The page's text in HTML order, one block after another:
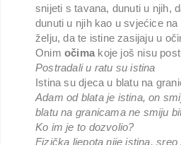
snijeti s tavana, dunuti u njih,
dunuti u njih kao u svjećice
želju, da te istine zasijaju u
Onimočima koje još nisu
Postradali u ratu su istina
Istina su djeca u blatu na
Adam od blata je istina, on
blatu na granicama ne smiju
Ko im je to dozvolio?
Fizička ljepota nije istina,